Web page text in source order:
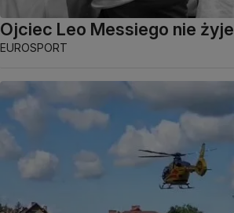
Ojciec Leo Messiego nie żyje
EUROSPORT